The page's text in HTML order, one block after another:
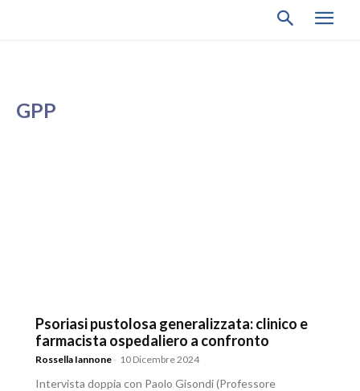
GPP
Psoriasi pustolosa generalizzata: clinico e
farmacista ospedaliero a confronto
Rossella Iannone - 10 Dicembre 2024
Intervista doppia con Paolo Gisondi (Professore